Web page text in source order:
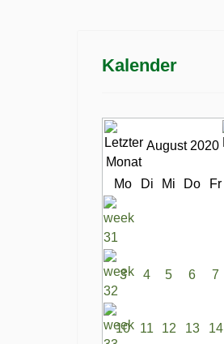
Kalender
August 2020
Mo Di Mi Do Fr
3 4 5 6 7
10 11 12 13 14